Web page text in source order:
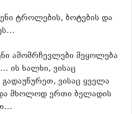
ტროლების, ბოტების და
ამომრჩევლები მეყოლება
ის ხალხი, ვისაც
ვისაც ყველა
მხოლოდ ერთი ბელადის